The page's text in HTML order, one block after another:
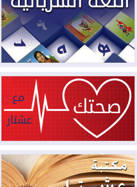
2026-08-04بيترو يشكو تزوير الانتخابات
الرئاسية ويحذر من "حرب أهلية" في
كولومبيا
2026-08-03رئيس إقليم كوردستان في
2026-08-03
العراق يؤكد مجدداً التزامه
بمنع الهجمات على الدول المجاورة
2026-08-03
العجز والاقتراض يطوقان
المالية العراقية.. اقتراض يتجاوز 3 تريليونات
دينار!
2026-08-03كوبا تغرق في الظلام مجددا
وانهيار الشبكة الكهربائية